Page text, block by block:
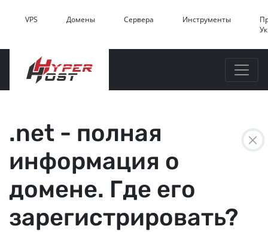
VPS Домены Сервера Инструменты
.net - полная
информация о
домене. Где его
зарегистрировать?